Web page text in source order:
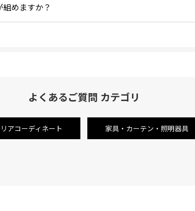
めますか？
よくあるご質問 カテゴリ
アコーディネート 家具・カーテン・照明器具